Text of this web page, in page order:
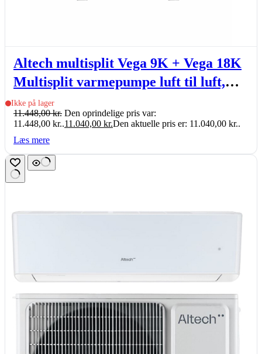
Altech multisplit Vega 9K + Vega 18K
Multisplit varmepumpe luft til luft,
indb. Wi-Fi, 2,58-5,92kW, sæt
Ikke på lager
11.448,00kr. Den oprindelige pris var:
11.448,00 kr..11.040,00 kr.Den aktuelle pris er: 11.040,00 kr..
Læs mere